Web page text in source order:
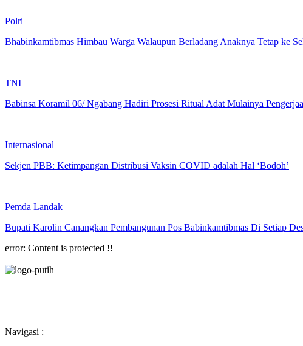
Polri
Bhabinkamtibmas Himbau Warga Walaupun Berladang Anaknya Tetap ke
TNI
Babinsa Koramil 06/ Ngabang Hadiri Prosesi Ritual Adat Mulainya
Internasional
Sekjen PBB: Ketimpangan Distribusi Vaksin COVID adalah Hal ‘Bodoh’
Pemda Landak
Bupati Karolin Canangkan Pembangunan Pos Babinkamtibmas Di Setiap
error: Content is protected !!
Navigasi :